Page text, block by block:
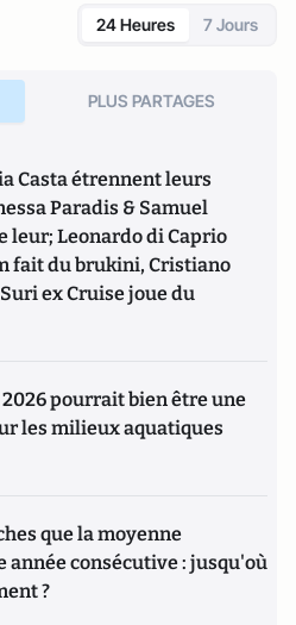
24 Heures 7 Jours
PLUS PARTAGES
Casta étrennent leurs
Paradis & Samuel
leur; Leonardo di Caprio
fait du brukini, Cristiano
ex Cruise joue du
2026 pourrait bien être une
les milieux aquatiques
que la moyenne
année consécutive : jusqu'où
?